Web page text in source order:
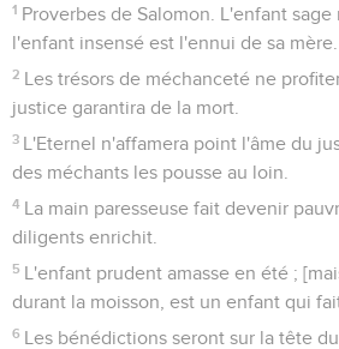
1 Proverbes de Salomon. L'enfant
l'enfant insensé est l'ennui de sa mère.
2 Les trésors de méchanceté ne
justice garantira de la mort.
3 L'Eternel n'affamera point l'âme du
des méchants les pousse au loin.
4 La main paresseuse fait devenir
diligents enrichit.
5 L'enfant prudent amasse en été ;
durant la moisson, est un enfant qui
6 Les bénédictions seront sur la tête